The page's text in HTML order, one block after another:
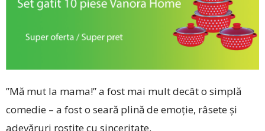
”Mă mut la mama!” a fost mai mult decât o simplă
comedie – a fost o seară plină de emoție, râsete și
adevăruri rostite cu sinceritate,